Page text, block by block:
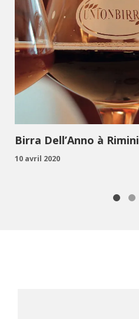
Birra Dell’Anno à Rimini
10 avril 2020